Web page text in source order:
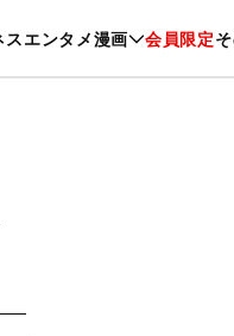
スエンタメ漫画 会員限定
グルメ ファッション